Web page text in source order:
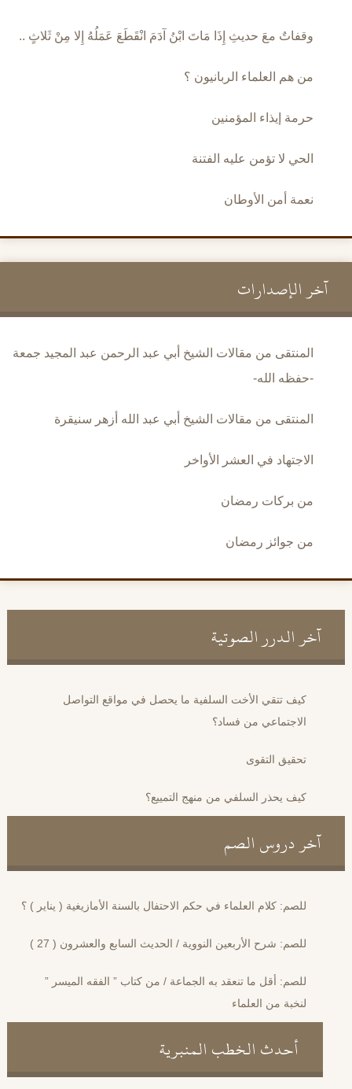
وقفاتٌ معَ حديثِ إِذَا مَاتَ ابْنُ آدَمَ انْقَطَعَ عَمَلُهُ إِلا مِنْ ثَلاثٍ ..
من هم العلماء الربانيون ؟
حرمة إيذاء المؤمنين
الحي لا تؤمن عليه الفتنة
نعمة أمن الأوطان
آخر الإصدارات
المنتقى من مقالات الشيخ أبي عبد الرحمن عبد المجيد جمعة
-حفظه الله-
المنتقى من مقالات الشيخ أبي عبد الله أزهر سنيقرة
الاجتهاد في العشر الأواخر
من بركات رمضان
من جوائز رمضان
آخر الدرر الصوتية
كيف تتقي الأخت السلفية ما يحصل في مواقع التواصل
الاجتماعي من فساد؟
تحقيق التقوى
كيف يحذر السلفي من منهج التمييع؟
آخر دروس الصم
للصم: كلام العلماء في حكم الاحتفال بالسنة الأمازيغية ( يناير ) ؟
للصم: شرح الأربعين النووية / الحديث السابع والعشرون ( 27 )
للصم: أقل ما تنعقد به الجماعة / من كتاب ” الفقه الميسر ”
لنخبة من العلماء
أحدث الخطب المنبرية